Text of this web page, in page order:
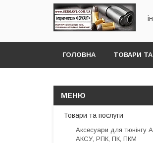
ГОЛОВНА ТОВАРИ
Товари та послуги
Аксесуари для тюнінгу
АКСУ, РПК, ПК, ПКМ